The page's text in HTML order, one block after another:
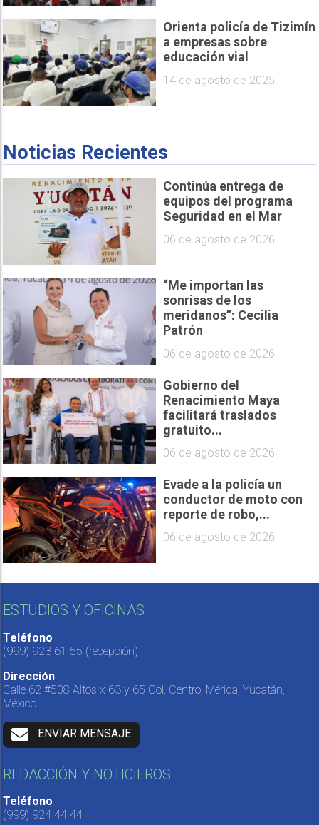
Orienta policía de Tizimín
a empresas sobre
educación vial
14 de agosto de 2025
Noticias Recientes
Continúa entrega de
equipos del programa
Seguridad en el Mar
06 de agosto de 2026
“Me importan las
sonrisas de los
meridanos”: Cecilia
Patrón
06 de agosto de 2026
Gobierno del
Renacimiento Maya
facilitará traslados
gratuito...
06 de agosto de 2026
Evade a la policía un
conductor de moto con
reporte de robo,...
06 de agosto de 2026
ESTUDIOS Y OFICINAS
Teléfono
(999) 923 61 55 (recepción)
Dirección
Calle 62 #508 Altos x 63 y 65 Col. Centro, Mérida, Yucatán,
México.
ENVIAR MENSAJE
REDACCIÓN Y NOTICIEROS
Teléfono
(999) 924 44 44